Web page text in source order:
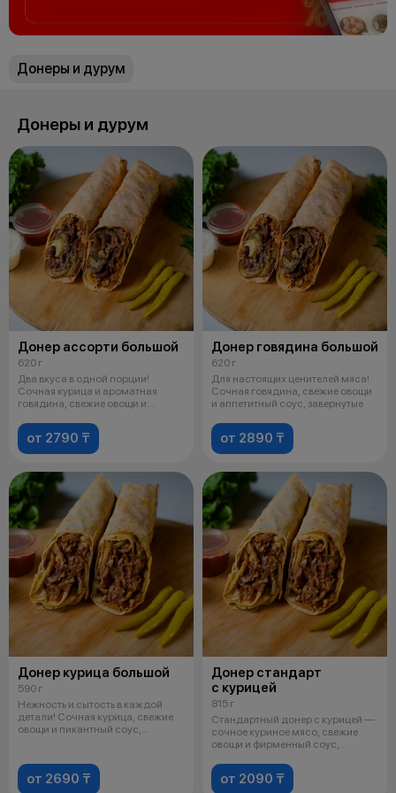
Донеры и дурум
Донеры и дурум
Донер ассорти большой
620 г
Два вкуса в одной порции!
Сочная курица и ароматная
говядина, свежие овощи и
от 2790 ₸
Донер говядина большой
620 г
Для настоящих ценителей мяса!
Сочная говядина, свежие овощи
и аппетитный соус, завернутые
от 2890 ₸
Донер курица большой
590 г
Нежность и сытость в каждой
детали! Сочная курица, свежие
овощи и пикантный соус,
от 2690 ₸
Донер стандарт
с курицей
815 г
Стандартный донер с курицей —
сочное куриное мясо, свежие
овощи и фирменный соус,
от 2090 ₸